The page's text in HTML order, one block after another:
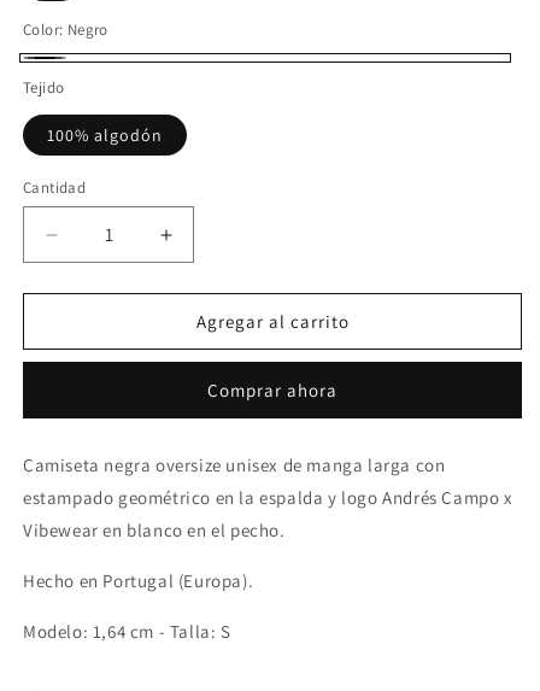
Color: Negro
Tejido
100% algodón
Cantidad
Reducir
cantidad
para
Andrés
larga
Aumentar
cantidad
para
Camiseta
Andrés
manga
larga
Agregar al carrito
Comprar ahora
Camiseta negra oversize unisex de manga larga con
estampado geométrico en la espalda y logo Andrés Campo x
Vibewear en blanco en el pecho.
Hecho en Portugal (Europa).
Modelo: 1,64 cm - Talla: S